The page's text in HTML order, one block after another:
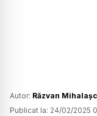
Autor: Răzvan
Publicat la: 24/02/2025